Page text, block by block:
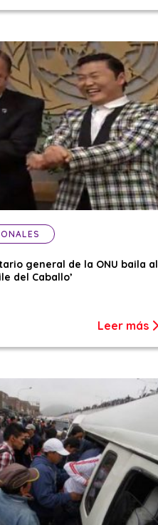
general de la ONU baila al
del Caballo’
Leer más